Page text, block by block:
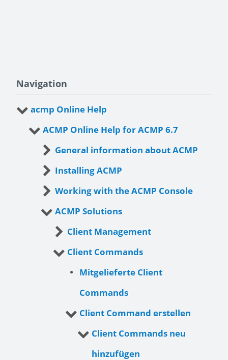
Navigation
acmp Online Help
ACMP Online Help for ACMP 6.7
General information about ACMP
Installing ACMP
Working with the ACMP Console
ACMP Solutions
Client Management
Client Commands
Mitgelieferte Client
Commands
Client Command erstellen
Client Commands neu
hinzufügen